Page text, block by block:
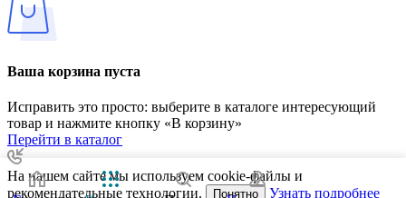
Ваша корзина пуста
Исправить это просто: выберите в каталоге интересующий
товар и нажмите кнопку «В корзину»
Перейти в каталог
На нашем сайте мы используем cookie-файлы и
рекомендательные технологии.
Понятно Узнать подробнее